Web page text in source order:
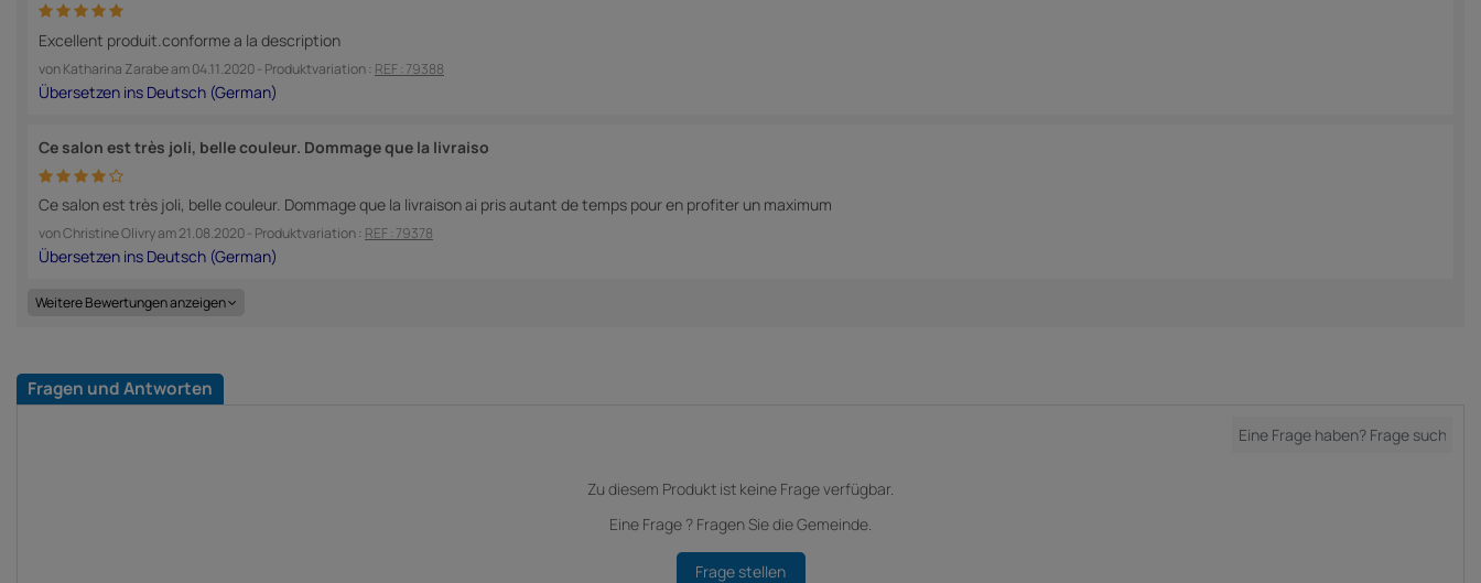
Excellent produit.conforme a la description
vonKatharina Zarabeam04.11.2020- Produktvariation : REF : 79388
Ce salon est très joli, belle couleur. Dommage que la livraiso
Ce salon est très joli, belle couleur. Dommage que la livraison ai pris autant de temps pour en profiter un maximum
vonChristine Olivryam21.08.2020- Produktvariation : REF : 79378
Weitere Bewertungen anzeigen
Fragen und Antworten
Zu diesem Produkt ist keine Frage verfügbar.
Eine Frage ? Fragen Sie die Gemeinde.
Frage stellen